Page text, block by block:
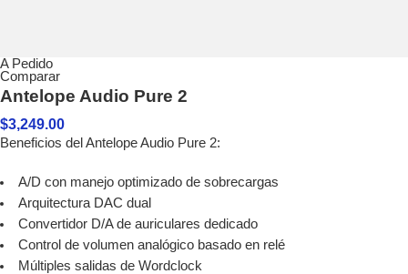
A Pedido
Comparar
Antelope Audio Pure 2
$3,249.00
Beneficios del Antelope Audio Pure 2:
A/D con manejo optimizado de sobrecargas
Arquitectura DAC dual
Convertidor D/A de auriculares dedicado
Control de volumen analógico basado en relé
Múltiples salidas de Wordclock